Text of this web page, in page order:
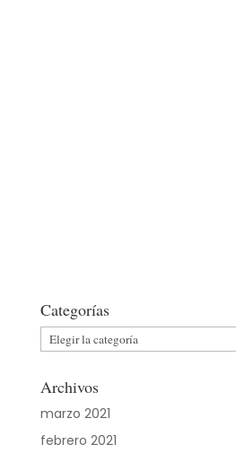
Categorías
Categorías
Archivos
marzo 2021
febrero 2021